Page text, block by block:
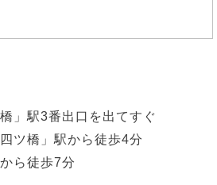
」駅3番出口を出てすぐ
ツ橋」駅から徒歩4分
ら徒歩7分